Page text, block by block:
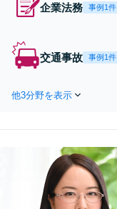
企業法務 事例1件
交通事故 事例1件
他3分野を表示